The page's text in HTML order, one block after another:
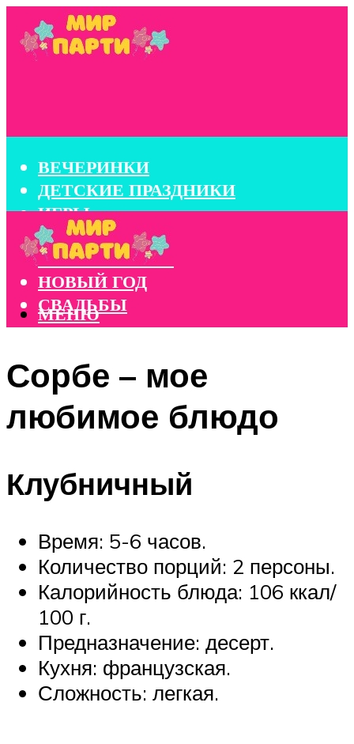
ВЕЧЕРИНКИ
ДЕТСКИЕ ПРАЗДНИКИ
ИГРЫ
КОНКУРСЫ
КОРПОРАТИВЫ
НОВЫЙ ГОД
СВАДЬБЫ
МЕНЮ
Сорбе – мое
любимое блюдо
Клубничный
Время: 5-6 часов.
Количество порций: 2 персоны.
Калорийность блюда: 106 ккал/
100 г.
Предназначение: десерт.
Кухня: французская.
Сложность: легкая.